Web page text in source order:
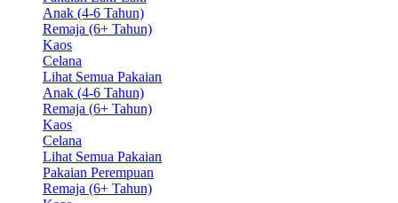
Anak (4-6 Tahun)
Remaja (6+ Tahun)
Kaos
Celana
Lihat Semua Pakaian
Anak (4-6 Tahun)
Remaja (6+ Tahun)
Kaos
Celana
Lihat Semua Pakaian
Pakaian Perempuan
Remaja (6+ Tahun)